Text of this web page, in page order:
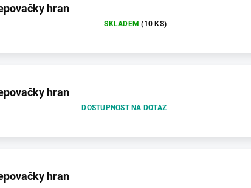
hran
SKLADEM(10 KS)
hran
DOSTUPNOST NA DOTAZ
hran